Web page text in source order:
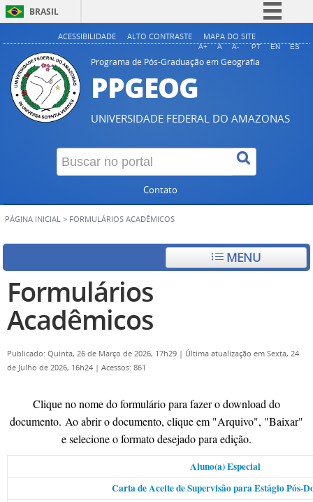
BRASIL
Simplifique!
Comunica BR
Acesso à informação
Legislação
Canais
ACESSIBILIDADE ALTO CONTRASTE MAPA DO SITE
A+ A A- PT EN ES
Programa de Pós-Graduação em Geografia
PPGEOG
UNIVERSIDADE FEDERAL DO AMAZONAS
Contato
PÁGINA INICIAL > FORMULÁRIOS ACADÊMICOS
MENU
Formulários
Acadêmicos
Publicado: Quinta, 26 de Março de 2026, 17h29 | Última atualização em Sexta, 24
de Julho de 2026, 16h24 | Acessos: 861
Clique no nome do formulário para fazer o download do
documento. Ao abrir o documento, clique em "Arquivo", "Baixar"
e selecione o formato desejado para edição.
Aluno(a) Especial
Carta de Aceite de Supervisão para Estágio Pós-